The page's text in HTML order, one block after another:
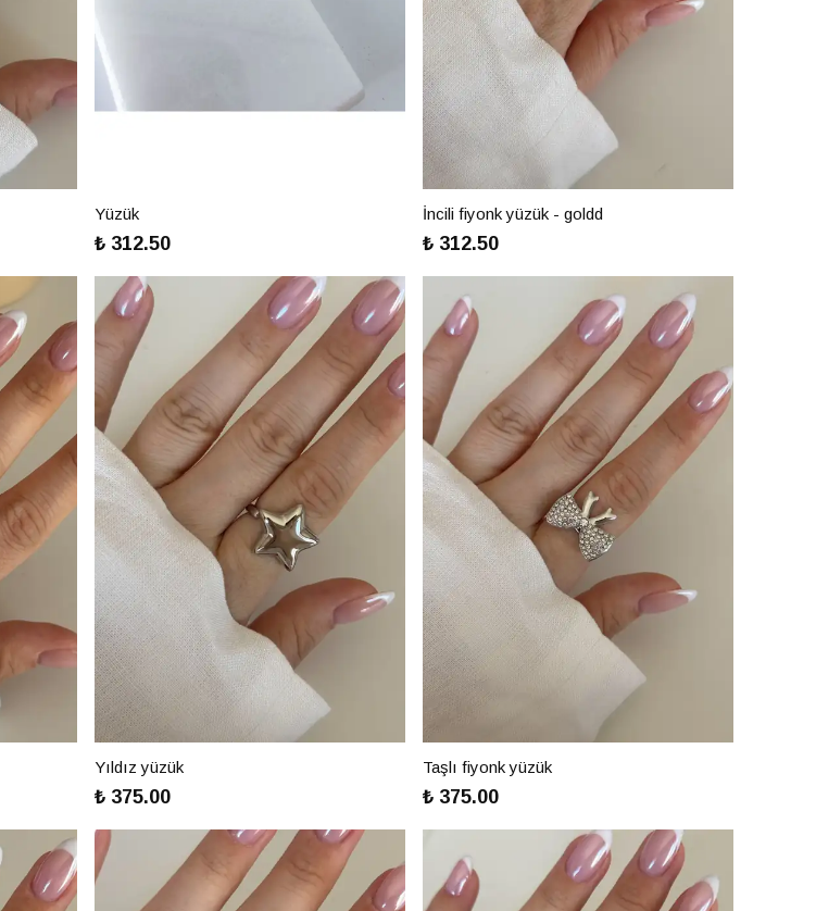
Yüzük
₺ 312.50
İncili fiyonk yüzük - goldd
₺ 312.50
Yıldız yüzük
₺ 375.00
Taşlı fiyonk yüzük
₺ 375.00